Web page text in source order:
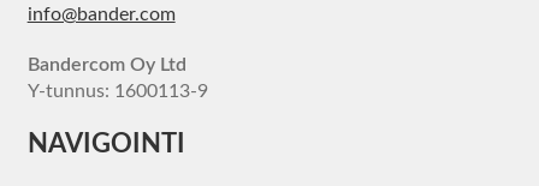
info@bander.com
Bandercom Oy Ltd
Y-tunnus: 1600113-9
NAVIGOINTI